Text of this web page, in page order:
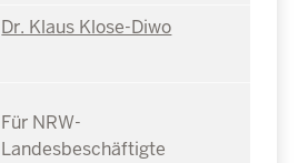
Dr. Klaus Klose-Diwo
Für NRW-
Landesbeschäftigte